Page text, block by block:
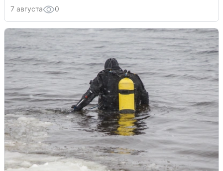
7 августа 0